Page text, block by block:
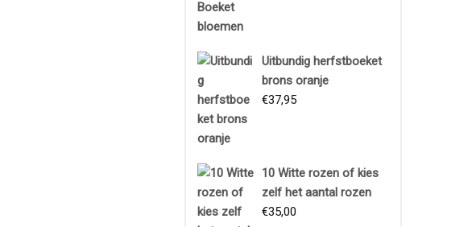
Uitbundig herfstboeket
brons oranje
€37,95
10 Witte rozen of kies
zelf het aantal rozen
€35,00